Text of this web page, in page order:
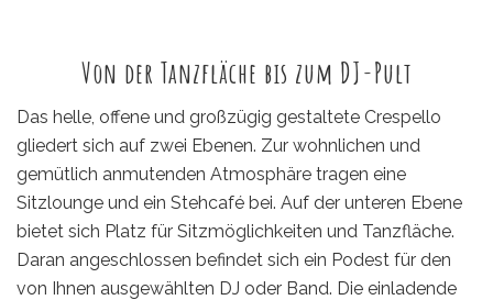
Von der Tanzfläche bis zum DJ-Pult
Das helle, offene und großzügig gestaltete Crespello
gliedert sich auf zwei Ebenen. Zur wohnlichen und
gemütlich anmutenden Atmosphäre tragen eine
Sitzlounge und ein Stehcafé bei. Auf der unteren Ebene
bietet sich Platz für Sitzmöglichkeiten und Tanzfläche.
Daran angeschlossen befindet sich ein Podest für den
von Ihnen ausgewählten DJ oder Band. Die einladende